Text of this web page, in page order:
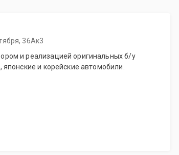
36Ак3
и реализацией оригинальных б/у
и корейские автомобили.